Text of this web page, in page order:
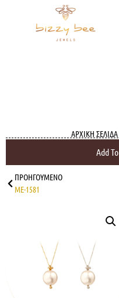
ΑΡΧΙΚΉ ΣΕΛΊΔΑ
Add
ΠΡΟΗΓΟΎΜΕΝΟ
ME-1581